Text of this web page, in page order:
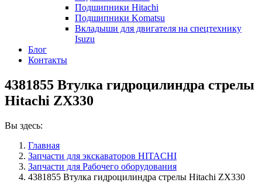
Подшипники Hitachi
Подшипники Komatsu
Вкладыши для двигателя на спецтехнику
Isuzu
Блог
Контакты
4381855 Втулка гидроцилиндра стрелы
Hitachi ZX330
Вы здесь:
Главная
Запчасти для экскаваторов HITACHI
Запчасти для Рабочего оборудования
4381855 Втулка гидроцилиндра стрелы Hitachi ZX330